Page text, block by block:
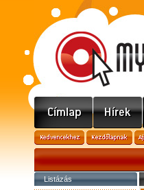
Listázás